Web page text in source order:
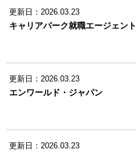
更新日：2026.03.23
キャリアパーク就職エージェント
更新日：2026.03.23
エンワールド・ジャパン
更新日：2026.03.23